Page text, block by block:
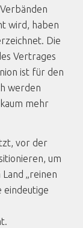
wird, haben
Die
Vertrages
ist für den
werden
mehr
vor der
um
„reinen
eindeutige